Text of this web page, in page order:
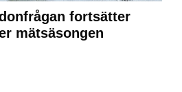
fortsätter
mätsäsongen